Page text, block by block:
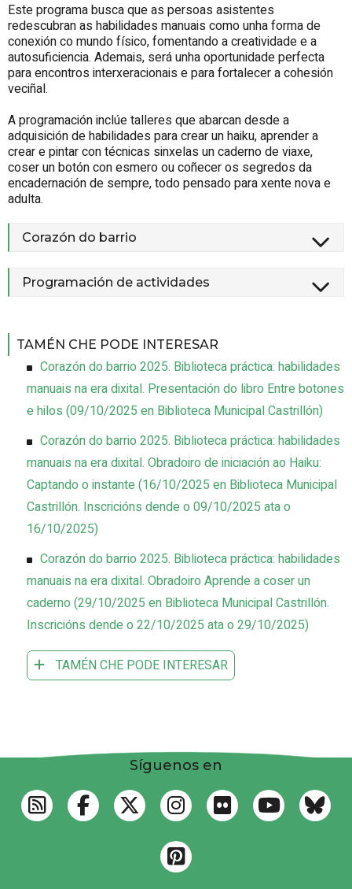
Este programa busca que as persoas asistentes
redescubran as habilidades manuais como unha forma de
conexión co mundo físico, fomentando a creatividade e a
autosuficiencia. Ademais, será unha oportunidade perfecta
para encontros interxeracionais e para fortalecer a cohesión
veciñal.
A programación inclúe talleres que abarcan desde a
adquisición de habilidades para crear un haiku, aprender a
crear e pintar con técnicas sinxelas un caderno de viaxe,
coser un botón con esmero ou coñecer os segredos da
encadernación de sempre, todo pensado para xente nova e
adulta.
Corazón do barrio
Programación de actividades
TAMÉN CHE PODE INTERESAR
Corazón do barrio 2025. Biblioteca práctica: habilidades
manuais na era dixital. Presentación do libro Entre botones
e hilos (09/10/2025 en Biblioteca Municipal Castrillón)
Corazón do barrio 2025. Biblioteca práctica: habilidades
manuais na era dixital. Obradoiro de iniciación ao Haiku:
Captando o instante(16/10/2025 en Biblioteca Municipal
Castrillón. Inscricións dende o 09/10/2025 ata o
16/10/2025)
Corazón do barrio 2025. Biblioteca práctica: habilidades
manuais na era dixital. Obradoiro Aprende a coser un
caderno (29/10/2025 en Biblioteca Municipal Castrillón.
Inscricións dende o 22/10/2025 ata o 29/10/2025)
TAMÉN CHE PODE INTERESAR
Síguenos en